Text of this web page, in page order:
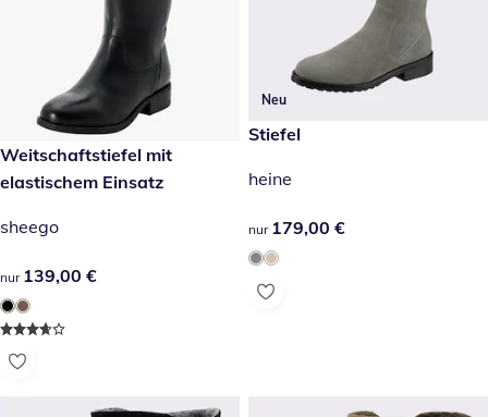
139,00 €
Weitschaftstiefel mit
elastischem Einsatz
sheego
139,00 €
nur 139,00 €
Neu
179,00 €
Stiefel
heine
179,00 €
nur 179,00 €